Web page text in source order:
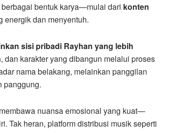
berbagai bentuk karya—mulai dari konten
energik dan menyentuh.
sisi pribadi Rayhan yang lebih
karakter yang dibangun melalui proses
nama belakang, melainkan panggilan
panggung.
nuansa emosional yang kuat—
Tak heran, platform distribusi musik seperti